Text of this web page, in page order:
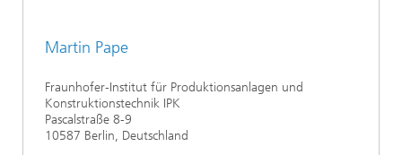
Martin Pape
Fraunhofer-Institut für Produktionsanlagen und
Konstruktionstechnik IPK
Pascalstraße 8-9
10587 Berlin, Deutschland